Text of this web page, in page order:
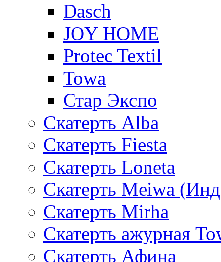
Dasch
JOY HOME
Protec Textil
Towa
Стар Экспо
Скатерть Alba
Скатерть Fiesta
Скатерть Loneta
Скатерть Meiwa
Скатерть Mirha
Скатерть ажурная
Скатерть Афина